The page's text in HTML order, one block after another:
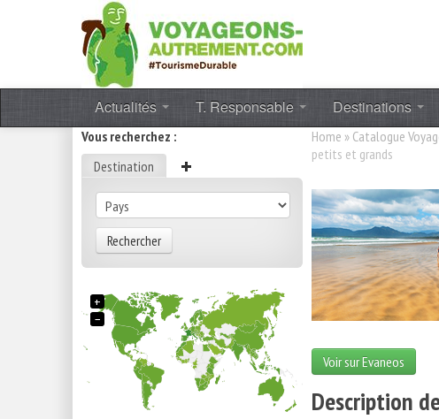
Actualités T. Responsable Destinations
Vous recherchez :
Destination
Rechercher
+
−
Home » Catalogue
petits et grands
Voir sur Evaneos
Description